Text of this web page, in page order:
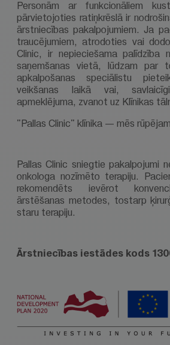
Personām ar funkcionāliem
pārvietojoties ratiņkrēslā ir
ārstniecības pakalpojumiem. Ja
traucējumiem, atrodoties vai
Clinic, ir nepieciešama palīdzība
saņemšanas vietā, lūdzam par
apkalpošanas speciālistu
veikšanas laikā vai,
apmeklējuma, zvanot uz Klīnikas
"Pallas Clinic" klīnika — mēs
Pallas Clinic sniegtie pakalpojumi
onkologa nozīmēto terapiju.
rekomendēts ievērot
ārstēšanas metodes, tostarp
staru terapiju.
Ārstniecības iestādes kods